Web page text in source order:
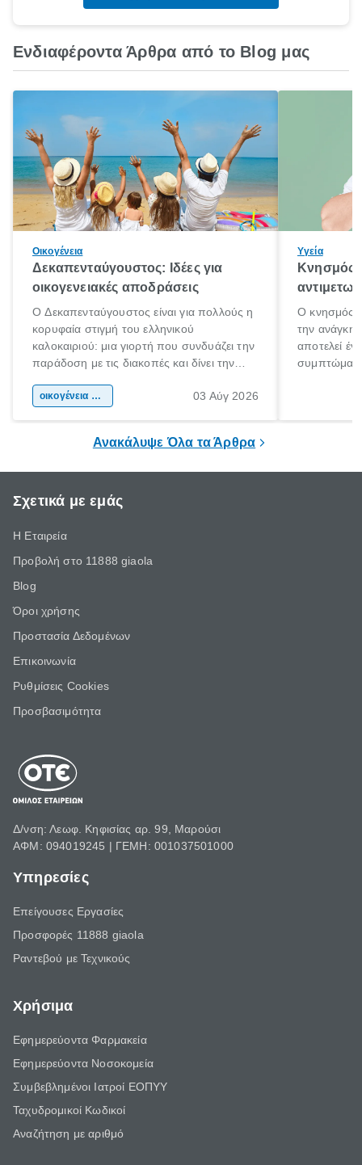
Ενδιαφέροντα Άρθρα από το Blog μας
Οικογένεια
Δεκαπενταύγουστος: Ιδέες για
οικογενειακές αποδράσεις
Ο Δεκαπενταύγουστος είναι για πολλούς η
κορυφαία στιγμή του ελληνικού
καλοκαιριού: μια γιορτή που συνδυάζει την
παράδοση με τις διακοπές και δίνει την
χώρας. Είτε πρόκειται για λίγες μέρες
οικογένεια & παιδί 03 Αύγ 2026
Υγεία
Κνησμός:
Ο κνησμός
την ανάγκη
αποτελεί
Ανακάλυψε Όλα τα Άρθρα
Σχετικά με εμάς
Η Εταιρεία
Προβολή στο 11888 giaola
Blog
Όροι χρήσης
Προστασία Δεδομένων
Επικοινωνία
Ρυθμίσεις Cookies
Προσβασιμότητα
Δ/νση: Λεωφ. Κηφισίας αρ. 99, Μαρούσι
ΑΦΜ: 094019245 | ΓΕΜΗ: 001037501000
Υπηρεσίες
Επείγουσες Εργασίες
Προσφορές 11888 giaola
Ραντεβού με Τεχνικούς
Χρήσιμα
Εφημερεύοντα Φαρμακεία
Εφημερεύοντα Νοσοκομεία
Συμβεβλημένοι Ιατροί ΕΟΠΥΥ
Ταχυδρομικοί Κωδικοί
Αναζήτηση με αριθμό